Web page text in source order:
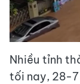
Nhiều tỉnh
tối nay, 28-7